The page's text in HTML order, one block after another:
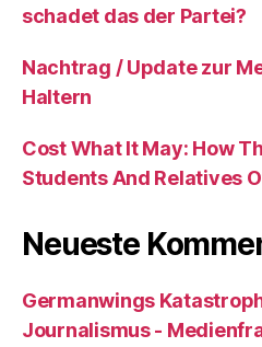
schadet das der Partei?
Nachtrag / Update zur
Haltern
Cost What It May: How
Students And Relatives
Neueste
Germanwings
Journalismus -